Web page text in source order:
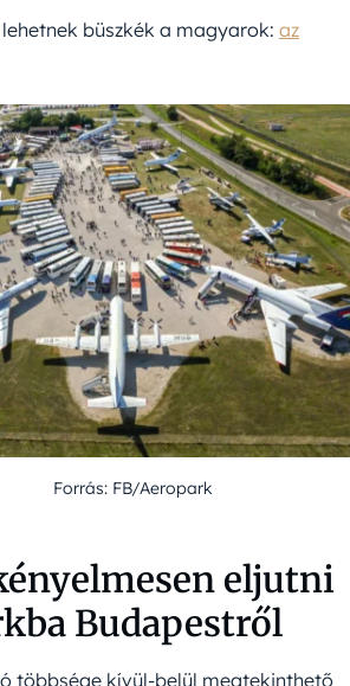
büszkék a magyarok: az
Forrás: FB/Aeropark
eljutni
Budapestről
többsége kívül-belül megtekinthető